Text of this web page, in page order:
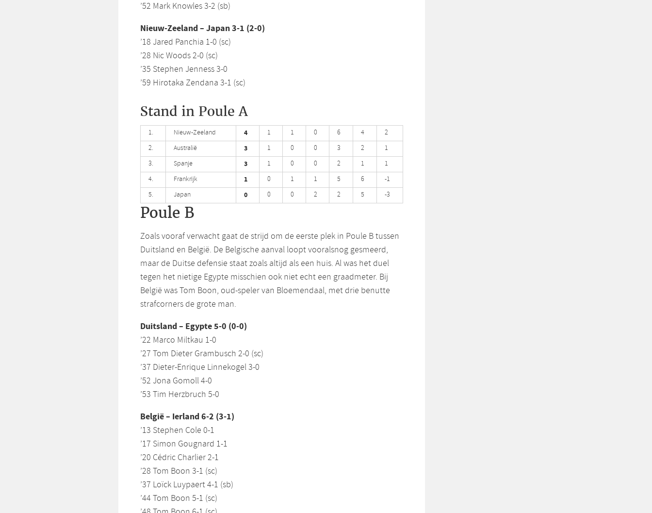
’52 Mark Knowles 3-2 (sb)
Nieuw-Zeeland – Japan 3-1 (2-0)
’18 Jared Panchia 1-0 (sc)
’28 Nic Woods 2-0 (sc)
’35 Stephen Jenness 3-0
’59 Hirotaka Zendana 3-1 (sc)
Stand in Poule A
1. Nieuw-Zeeland 4 1 1 0 6 4
2
2.
Australië 3 1 0 0 3 2
1
3.
Spanje 3 1 0 0 2 1
1
4.
Frankrijk 1 0 1 1 5 6
-1
5.
Japan 0 0 0 2 2 5 -3
Poule B
Zoals vooraf verwacht gaat de strijd om de eerste plek in Poule B tussen
Duitsland en België. De Belgische aanval loopt vooralsnog gesmeerd,
maar de Duitse defensie staat zoals altijd als een huis. Al was het duel
tegen het nietige Egypte misschien ook niet echt een graadmeter. Bij
België was Tom Boon, oud-speler van Bloemendaal, met drie benutte
strafcorners de grote man.
Duitsland – Egypte 5-0 (0-0)
’22 Marco Miltkau 1-0
’27 Tom Dieter Grambusch 2-0 (sc)
’37 Dieter-Enrique Linnekogel 3-0
’52 Jona Gomoll 4-0
’53 Tim Herzbruch 5-0
België – Ierland 6-2 (3-1)
’13 Stephen Cole 0-1
’17 Simon Gougnard 1-1
’20 Cédric Charlier 2-1
’28 Tom Boon 3-1 (sc)
’37 Loïck Luypaert 4-1 (sb)
’44 Tom Boon 5-1 (sc)